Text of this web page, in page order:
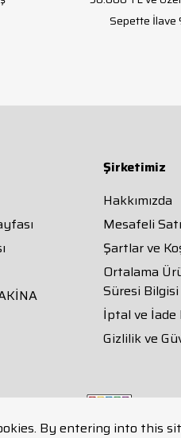
By entering into this
Sepette İlave
Şirketimiz
Hakkımızda
Mesafeli
Şartlar ve
Ortalama
Süresi Bilgisi
İptal ve İade
Gizlilik ve